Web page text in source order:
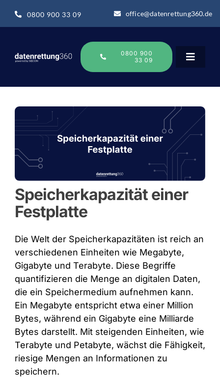
Inhalt
0800 900 33 09 office@datenrettung360.de
Toggle
Über uns
Datenrettung-Wissen
Online Sofort Analyse
0800 900
33 09
Speicherkapazität einer
Festplatte
Die Welt der Speicherkapazitäten ist reich an
verschiedenen Einheiten wie Megabyte,
Gigabyte und Terabyte. Diese Begriffe
quantifizieren die Menge an digitalen Daten,
die ein Speichermedium aufnehmen kann.
Ein Megabyte entspricht etwa einer Million
Bytes, während ein Gigabyte eine Milliarde
Bytes darstellt. Mit steigenden Einheiten, wie
Terabyte und Petabyte, wächst die Fähigkeit,
riesige Mengen an Informationen zu
speichern.